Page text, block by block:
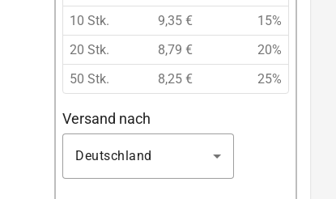
10 Stk.
9,35 €
15%
20 Stk.
8,79 €
20%
50 Stk.
8,25 € 25%
Versand nach
Deutschland